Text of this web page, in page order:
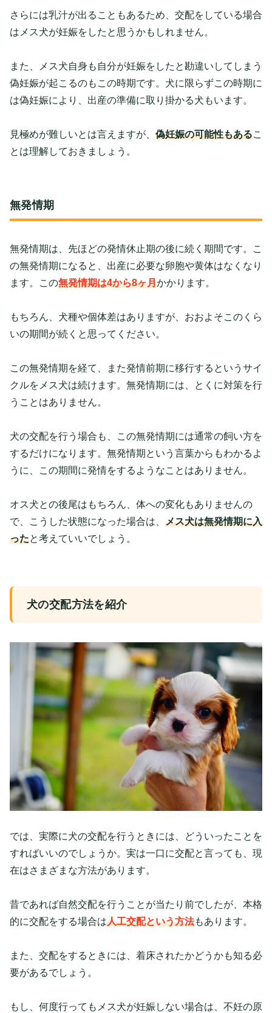
さらには乳汁が出ることもあるため、交配をしている場合
はメス犬が妊娠をしたと思うかもしれません。
また、メス犬自身も自分が妊娠をしたと勘違いしてしまう
偽妊娠が起こるのもこの時期です。犬に限らずこの時期に
は偽妊娠により、出産の準備に取り掛かる犬もいます。
見極めが難しいとは言えますが、 偽妊娠の可能性もあるこ
とは理解しておきましょう。
無発情期
無発情期は、先ほどの発情休止期の後に続く期間です。こ
の無発情期になると、出産に必要な卵胞や黄体はなくなり
ます。この無発情期は4から8ヶ月かかります。
もちろん、犬種や個体差はありますが、おおよそこのくら
いの期間が続くと思ってください。
この無発情期を経て、また発情前期に移行するというサイ
クルをメス犬は続けます。無発情期には、とくに対策を行
うことはありません。
犬の交配を行う場合も、この無発情期には通常の飼い方を
するだけになります。無発情期という言葉からもわかるよ
うに、この期間に発情をするようなことはありません。
オス犬との後尾はもちろん、体への変化もありませんの
で、こうした状態になった場合は、 メス犬は無発情期に入
ったと考えていいでしょう。
犬の交配方法を紹介
では、実際に犬の交配を行うときには、どういったことを
すればいいのでしょうか。実は一口に交配と言っても、現
在はさまざまな方法があります。
昔であれば自然交配を行うことが当たり前でしたが、本格
的に交配をする場合は人工交配という方法もあります。
また、交配をするときには、着床されたかどうかも知る必
要があるでしょう。
もし、何度行ってもメス犬が妊娠しない場合は、不妊の原